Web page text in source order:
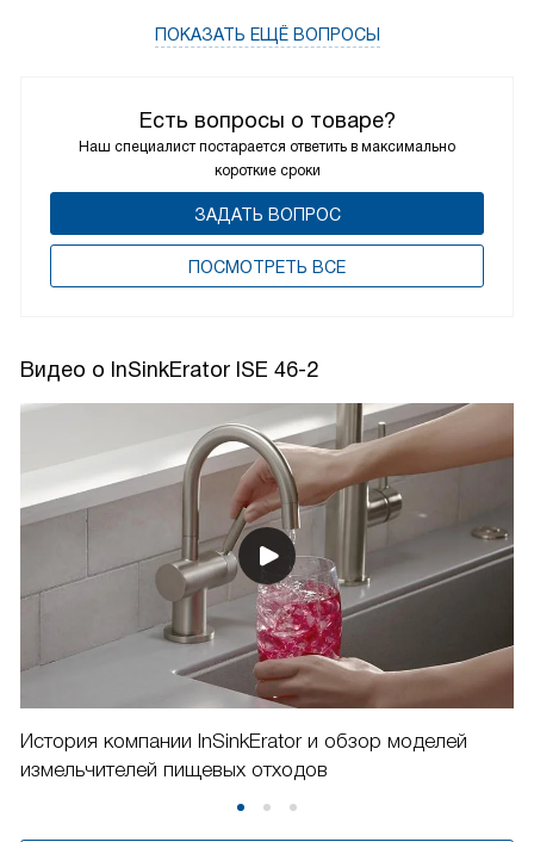
Есть вопросы о товаре?
Наш специалист постарается ответить в максимально
короткие сроки
ЗАДАТЬ ВОПРОС
ПОCМОТРЕТЬ ВСЕ
ПОКАЗАТЬ ЕЩЁ ВОПРОСЫ
Видео о InSinkErator ISE 46-2
История компании InSinkErator и обзор моделей
измельчителей пищевых отходов